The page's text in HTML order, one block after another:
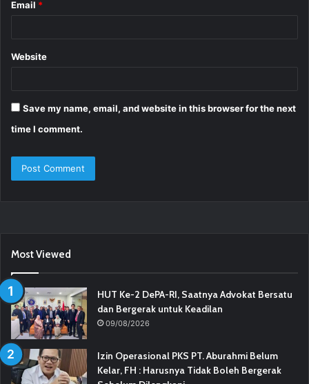
Email *
Website
Save my name, email, and website in this browser for the next
time I comment.
Most Viewed
HUT Ke-2 DePA-RI, Saatnya Advokat Bersatu
dan Bergerak untuk Keadilan
09/08/2026
Izin Operasional PKS PT. Aburahmi Belum
Kelar, FH : Harusnya Tidak Boleh Bergerak